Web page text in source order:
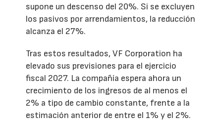
supone un descenso del 20%. Si se excluyen
los pasivos por arrendamientos, la reducción
alcanza el 27%.
Tras estos resultados, VF Corporation ha
elevado sus previsiones para el ejercicio
fiscal 2027. La compañía espera ahora un
crecimiento de los ingresos de al menos el
2% a tipo de cambio constante, frente a la
estimación anterior de entre el 1% y el 2%.